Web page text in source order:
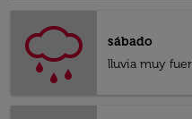
sábado
lluvia muy